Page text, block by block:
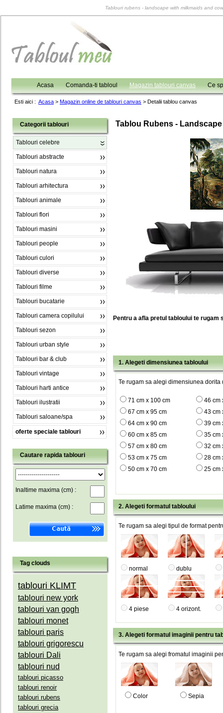
Tablouri rubens - landscape with milkmaids and
Acasa Comanda-ti tabloul Magazin tablouri canvas Ce
Esti aici : Acasa > Magazin online de tablouri canvas > Detalii tablou canvas
Categorii tablouri
Tablouri celebre
Tablouri abstracte
Tablouri natura
Tablouri arhitectura
Tablouri animale
Tablouri flori
Tablouri masini
Tablouri people
Tablouri culori
Tablouri diverse
Tablouri filme
Tablouri bucatarie
Tablouri camera copilului
Tablouri sezon
Tablouri urban style
Tablouri bar & club
Tablouri vintage
Tablouri harti antice
Tablouri ilustratii
Tablouri saloane/spa
oferte speciale tablouri
Cautare rapida tablouri
Inaltime maxima (cm) :
Latime maxima (cm) :
Tag clouds
tablouri KLIMT
tablouri new york
tablouri van gogh
tablouri monet
tablouri paris
tablouri grigorescu
tablouri Dali
tablouri nud
tablouri picasso
tablouri renoir
tablouri rubens
tablouri grecia
Tablou Rubens -
Pentru a afla pretul tabloului te rugam
1. Alegeti dimensiunea tabloului
Te rugam sa alegi dimensiunea dorita
71 cm x 100 cm
46 cm
67 cm x 95 cm
43 cm
64 cm x 90 cm
39 cm
60 cm x 85 cm
35 cm
57 cm x 80 cm
32 cm
53 cm x 75 cm
28 cm
50 cm x 70 cm
25 cm
2. Alegeti formatul tabloului
Te rugam sa alegi tipul de format
normal dublu
4 piese 4 orizont.
3. Alegeti formatul imaginii pentru
Te rugam sa alegi fromatul imaginii
Color Sepia